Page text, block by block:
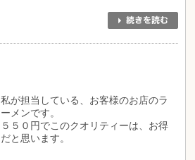
私が担当している、お客様のお店のラ
ーメンです。
５５０円でこのクオリティーは、お得
だと思います。